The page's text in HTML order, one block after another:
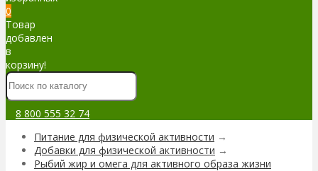
0
Товар
добавлен
в
корзину!
8 800 555 32 74
Питание для физической активности →
Добавки для физической активности →
Рыбий жир и омега для активного образа жизни